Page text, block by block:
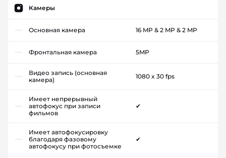
Камеры
Основная камера 16 MP & 2 MP & 2 MP
Фронтальная камера 5MP
Видео запись (основная
камера)
1080 x 30 fps
Имеет непрерывный
автофокус при записи
фильмов
✔
Имеет автофокусировку
благодаря фазовому
автофокусу при фотосъемке
✔